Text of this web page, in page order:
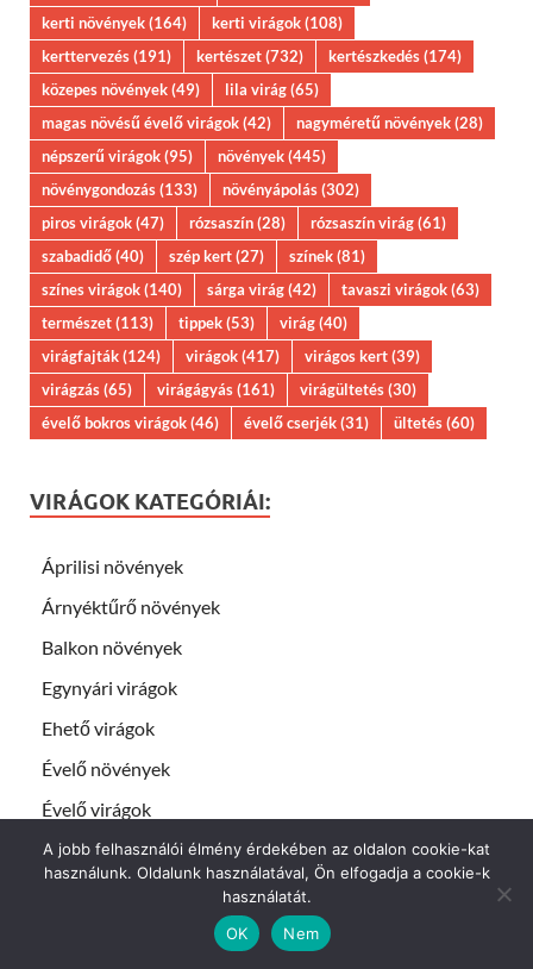
kerti növények(164) kerti virágok(108)
kerttervezés(191) kertészet(732) kertészkedés(174)
közepes növények(49) lila virág(65)
magas növésű évelő virágok(42) nagyméretű növények(28)
népszerű virágok(95) növények(445)
növénygondozás(133) növényápolás(302)
piros virágok(47) rózsaszín(28) rózsaszín virág(61)
szabadidő(40) szép kert(27) színek(81)
színes virágok(140) sárga virág(42) tavaszi virágok(63)
természet(113) tippek(53) virág(40)
virágfajták(124) virágok(417) virágos kert(39)
virágzás(65) virágágyás(161) virágültetés(30)
évelő bokros virágok(46) évelő cserjék(31) ültetés(60)
VIRÁGOK KATEGÓRIÁI:
Áprilisi növények
Árnyéktűrő növények
Balkon növények
Egynyári virágok
Ehető virágok
Évelő növények
Évelő virágok
Februári növények
A jobb felhasználói élmény érdekében az oldalon cookie-kat
használunk. Oldalunk használatával, Ön elfogadja a cookie-k
használatát.
OK
Nem